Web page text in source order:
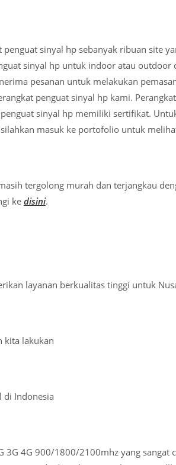
sinyal hp sebanyak ribuan site
sinyal hp untuk indoor atau outdoor
pesanan untuk melakukan
penguat sinyal hp kami.
sinyal hp memiliki sertifikat.
masuk ke portofolio untuk
tergolong murah dan terjangkau
ke disini.
layanan berkualitas tinggi untuk
kita lakukan
di Indonesia
3G 4G 900/1800/2100mhz yang sangat